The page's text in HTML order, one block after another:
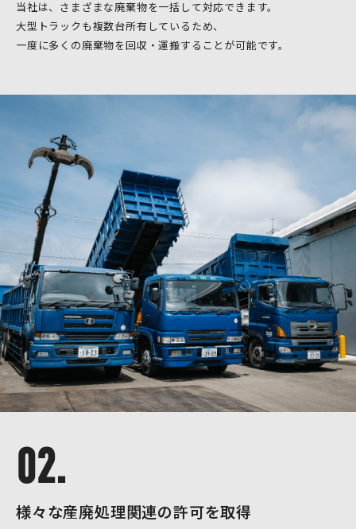
当社は、さまざまな廃棄物を一括して対応できます。
大型トラックも複数台所有しているため、
一度に多くの廃棄物を回収・運搬することが可能です。
02.
様々な産廃処理関連の許可を取得